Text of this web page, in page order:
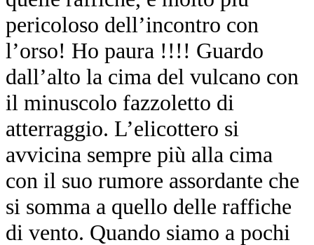
pericoloso dell’incontro con
l’orso! Ho paura !!!! Guardo
dall’alto la cima del vulcano con
il minuscolo fazzoletto di
atterraggio. L’elicottero si
avvicina sempre più alla cima
con il suo rumore assordante che
si somma a quello delle raffiche
di vento. Quando siamo a pochi